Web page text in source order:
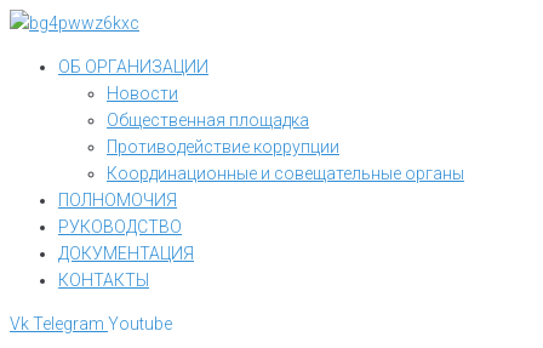
Перейти
контентуОБ ОРГАНИЗАЦИИ
Новости
Общественная площадка
Противодействие коррупции
Координационные и совещательные органы
ПОЛНОМОЧИЯ
РУКОВОДСТВО
ДОКУМЕНТАЦИЯ
КОНТАКТЫ
VkTelegram Youtube